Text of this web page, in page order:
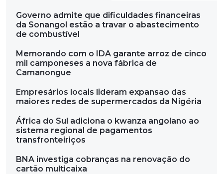
Governo admite que dificuldades financeiras
da Sonangol estão a travar o abastecimento
de combustível
Memorando com o IDA garante arroz de cinco
mil camponeses a nova fábrica de
Camanongue
Empresários locais lideram expansão das
maiores redes de supermercados da Nigéria
África do Sul adiciona o kwanza angolano ao
sistema regional de pagamentos
transfronteiriços
BNA investiga cobranças na renovação do
cartão multicaixa